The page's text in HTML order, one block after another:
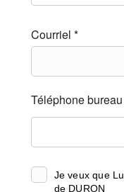
Courriel *
Téléphone bureau
Je veux que
de DURON